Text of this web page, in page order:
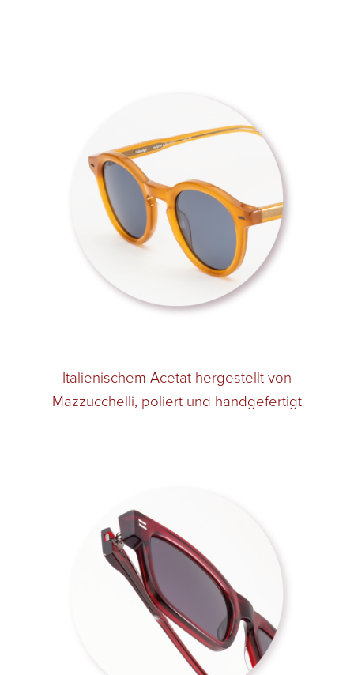
Italienischem Acetat hergestellt von
Mazzucchelli, poliert und handgefertigt